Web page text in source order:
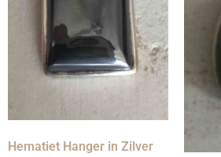
Hematiet Hanger in Zilver